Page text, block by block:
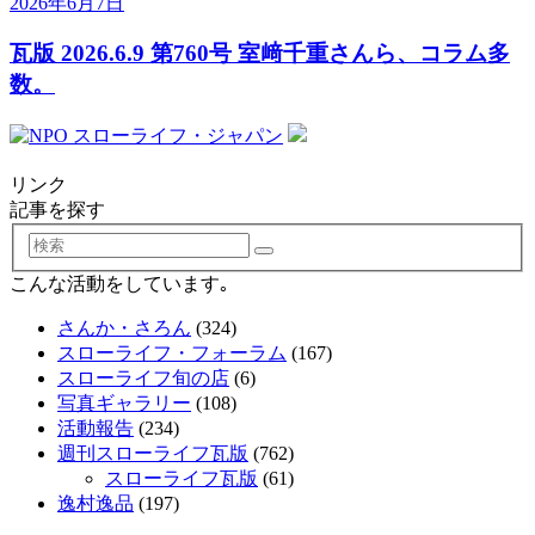
瓦版 2026.6.9 第760号 室﨑千重さんら、コラム多
数。
リンク
記事を探す
検
索
こんな活動をしています｡
さんか・さろん (324)
スローライフ・フォーラム (167)
スローライフ旬の店 (6)
写真ギャラリー (108)
活動報告 (234)
週刊スローライフ瓦版 (762)
スローライフ瓦版 (61)
逸村逸品 (197)